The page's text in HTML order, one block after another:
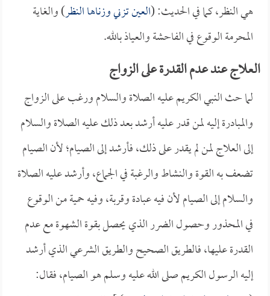
هي النظر، كما في الحديث: (العين تزني وزناها النظر) والغاية
المحرمة الوقوع في الفاحشة والعياذ بالله.
العلاج عند عدم القدرة على الزواج
لما حث النبي الكريم عليه الصلاة والسلام ورغب على الزواج
والمبادرة إليه لمن قدر عليه أرشد بعد ذلك عليه الصلاة والسلام
إلى العلاج لمن لم يقدر على ذلك، فأرشد إلى الصيام؛ لأن الصيام
تضعف به القوة والنشاط والرغبة في الجماع، وأرشد عليه الصلاة
والسلام إلى الصيام لأن فيه عبادة وقربة، وفيه حمية من الوقوع
في المحذور وحصول الضرر الذي يحصل بقوة الشهوة مع عدم
القدرة عليها، فالطريق الصحيح والطريق الشرعي الذي أرشد
إليه الرسول الكريم صلى الله عليه وسلم هو الصيام، فقال: